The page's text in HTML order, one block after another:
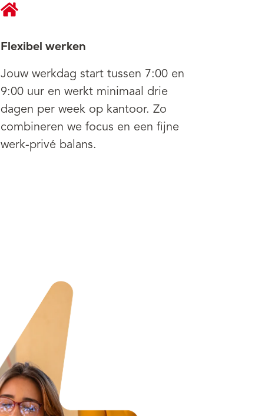
Flexibel werken
Jouw werkdag start tussen 7:00 en
9:00 uur en werkt minimaal drie
dagen per week op kantoor. Zo
combineren we focus en een fijne
werk-privé balans.